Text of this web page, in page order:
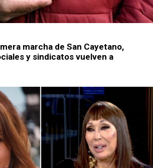
marcha de San Cayetano,
y sindicatos vuelven a